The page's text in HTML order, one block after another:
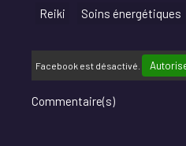
Reiki Soins énergétiques
Facebook est désactivé.
Commentaire(s)